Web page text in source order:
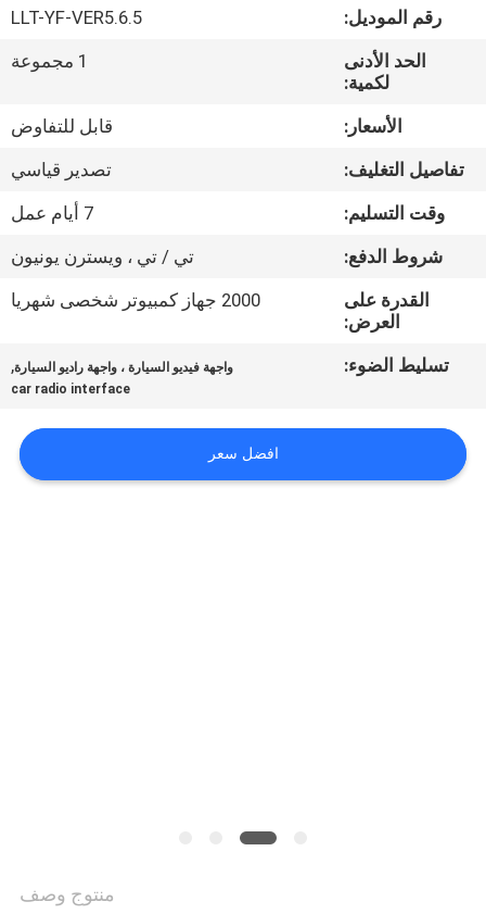
جولة
المعمل
مراقبة
الجودة
أخبار
رقم الموديل:
LLT-YF-VER5.6.5
الحد الأدنى
لكمية:
1 مجموعة
الأسعار:
قابل للتفاوض
تفاصيل التغليف:
تصدير قياسي
وقت التسليم:
7 أيام عمل
شروط الدفع:
تي / تي ، ويسترن يونيون
القدرة على
العرض:
2000 جهاز كمبيوتر شخصى شهريا
تسليط الضوء: واجهة فيديو السيارة ، واجهة راديو السيارة,
car radio interface
افضل سعر
منتوج وصف